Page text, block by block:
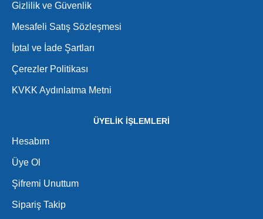
Gizlilik ve Güvenlik
Mesafeli Satış Sözleşmesi
İptal ve İade Şartları
Çerezler Politikası
KVKK Aydınlatma Metni
ÜYELİK İŞLEMLERİ
Hesabım
Üye Ol
Şifremi Unuttum
Sipariş Takip